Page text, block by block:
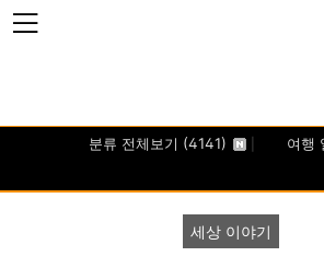
본문 바로가기
분류 전체보기 (4141) 여행
세상 이야기